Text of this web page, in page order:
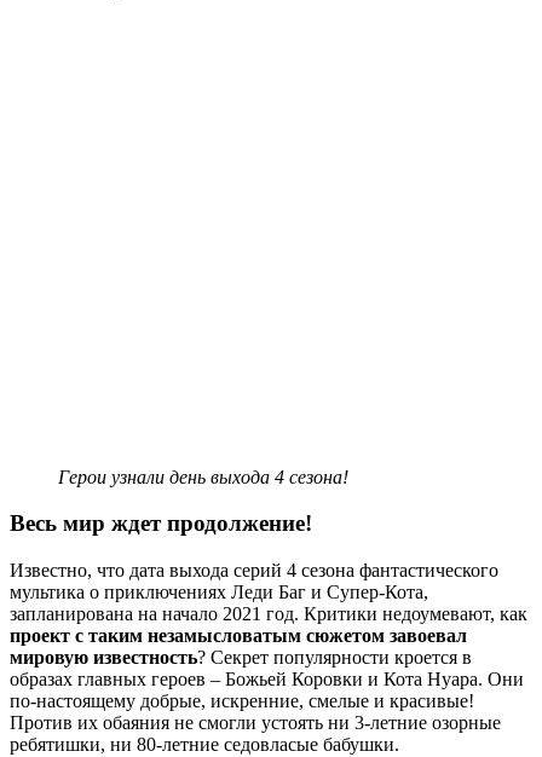
Герои узнали день выхода 4 сезона!
Весь мир ждет продолжение!
Известно, что дата выхода серий 4 сезона фантастического
мультика о приключениях Леди Баг и Супер-Кота,
запланирована на начало 2021 год. Критики недоумевают, как
проект с таким незамысловатым сюжетом завоевал
мировую известность? Секрет популярности кроется в
образах главных героев – Божьей Коровки и Кота Нуара. Они
по-настоящему добрые, искренние, смелые и красивые!
Против их обаяния не смогли устоять ни 3-летние озорные
ребятишки, ни 80-летние седовласые бабушки.